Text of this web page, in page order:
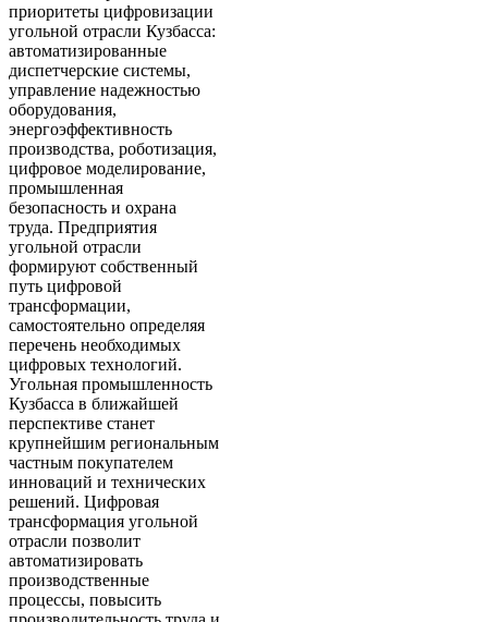
приоритеты цифровизации
угольной отрасли Кузбасса:
автоматизированные
диспетчерские системы,
управление надежностью
оборудования,
энергоэффективность
производства, роботизация,
цифровое моделирование,
промышленная
безопасность и охрана
труда. Предприятия
угольной отрасли
формируют собственный
путь цифровой
трансформации,
самостоятельно определяя
перечень необходимых
цифровых технологий.
Угольная промышленность
Кузбасса в ближайшей
перспективе станет
крупнейшим региональным
частным покупателем
инноваций и технических
решений. Цифровая
трансформация угольной
отрасли позволит
автоматизировать
производственные
процессы, повысить